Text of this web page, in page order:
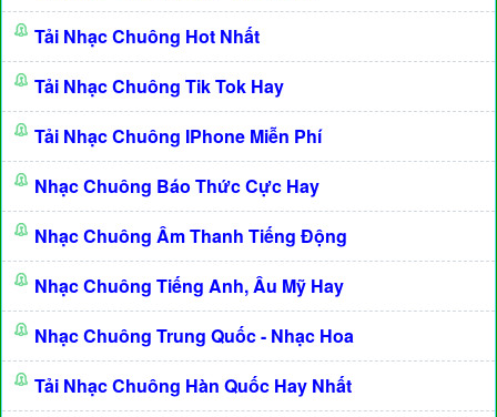
Tải Nhạc Chuông Hot Nhất
Tải Nhạc Chuông Tik Tok Hay
Tải Nhạc Chuông IPhone Miễn Phí
Nhạc Chuông Báo Thức Cực Hay
Nhạc Chuông Âm Thanh Tiếng Động
Nhạc Chuông Tiếng Anh, Âu Mỹ Hay
Nhạc Chuông Trung Quốc - Nhạc Hoa
Tải Nhạc Chuông Hàn Quốc Hay Nhất